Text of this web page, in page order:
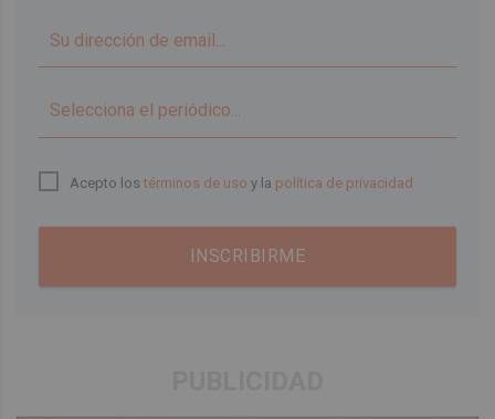
Acepto lostérminos de uso y la política de privacidad
INSCRIBIRME